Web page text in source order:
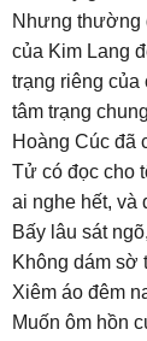
Nhưng thường
của Kim Lang
trạng riêng của
tâm trạng
Hoàng Cúc đã
Tử có đọc cho
ai nghe hết, và
Bấy lâu sát
Không dám sờ
Xiêm áo đêm
Muốn ôm hồn